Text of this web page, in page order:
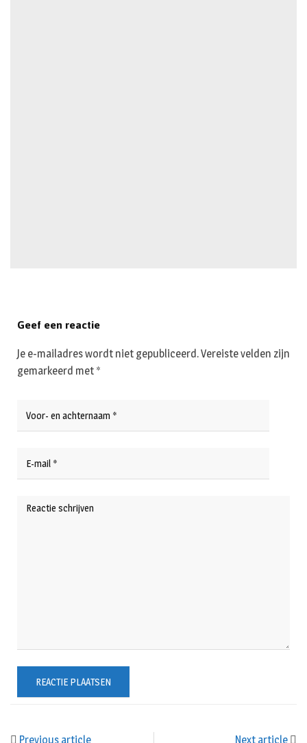
Previous article Next article
Geef een reactie
Je e-mailadres wordt niet gepubliceerd.Vereiste velden zijn
gemarkeerd met *